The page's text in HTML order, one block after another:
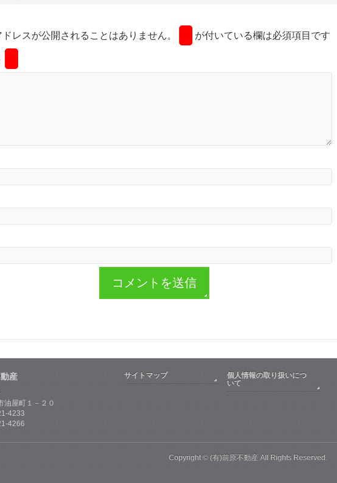
ドレスが公開されることはありません。 ※ が付いている欄は必須項目です
※
産
油屋町１－２０
4233
4266
サイトマップ
個人情報の取り扱いにつ
いて
Copyright © (有)前原不動産 All Rights Reserved.